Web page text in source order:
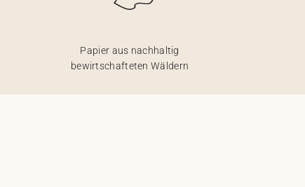
Papier aus nachhaltig
bewirtschafteten Wäldern